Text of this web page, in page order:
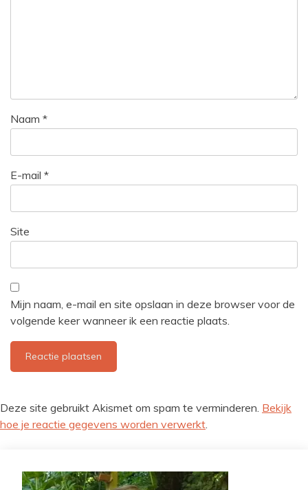
Naam *
E-mail *
Site
Mijn naam, e-mail en site opslaan in deze browser voor de
volgende keer wanneer ik een reactie plaats.
Deze site gebruikt Akismet om spam te verminderen. Bekijk
hoe je reactie gegevens worden verwerkt